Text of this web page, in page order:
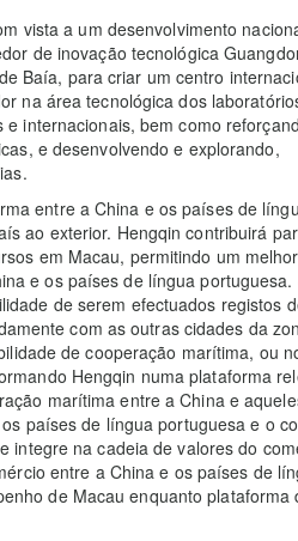
vista a um desenvolvimento
de inovação tecnológica
Baía, para criar um centro
na área tecnológica dos
internacionais, bem como
e desenvolvendo e explorando,
entre a China e os países de
ao exterior. Hengqin contribuirá
em Macau, permitindo um melhor
e os países de língua portuguesa.
de serem efectuados registos
com as outras cidades da
de cooperação marítima, ou
Hengqin numa plataforma
marítima entre a China e
países de língua portuguesa e o
integre na cadeia de valores do
entre a China e os países de
de Macau enquanto plataforma